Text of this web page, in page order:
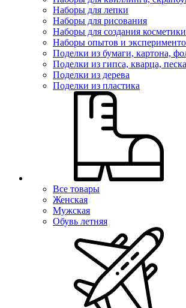
Наборы для лепки
Наборы для рисования
Наборы для создания косметики
Наборы опытов и
Поделки из бумаги, картона,
Поделки из гипса, кварца, песка
Поделки из дерева
Поделки из пластика
Все товары
Женская
Мужская
Обувь летняя